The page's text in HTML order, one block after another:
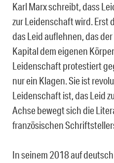
Karl Marx schreibt, dass
zur Leidenschaft wird. Erst
das Leid auflehnen, das
Kapital dem eigenen
Leidenschaft protestiert
nur ein Klagen. Sie ist
Leidenschaft ist, das Leid
Achse bewegt sich die
französischen
In seinem 2018 auf